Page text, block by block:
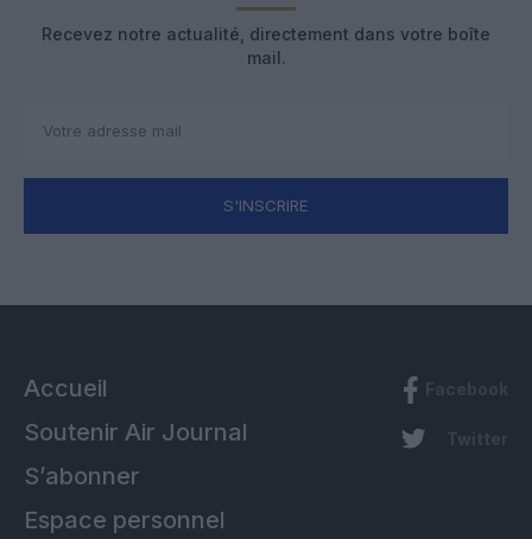
Recevez notre actualité, directement dans votre boîte
mail.
S'INSCRIRE
Accueil
Soutenir Air Journal
S’abonner
Espace personnel